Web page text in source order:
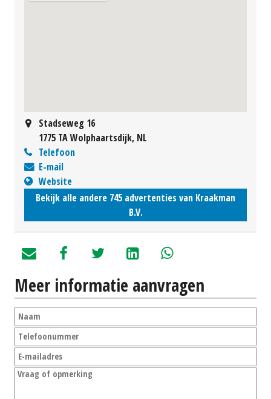
Stadseweg 16
1775 TA Wolphaartsdijk, NL
Telefoon
E-mail
Website
Bekijk alle andere 745 advertenties van Kraakman
B.V.
Meer informatie aanvragen